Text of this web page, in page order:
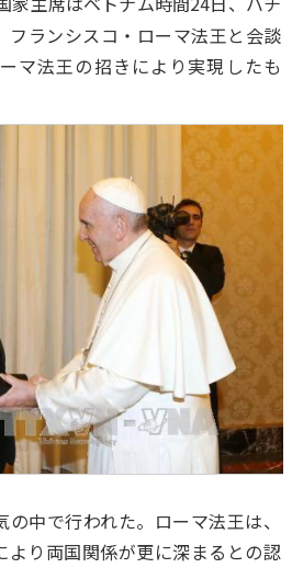
フランシスコ・ローマ法王と会談
マ法王の招きにより実現したも
中で行われた。ローマ法王は、
より両国関係が更に深まるとの認